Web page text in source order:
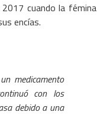
cuando la fémina
encías.
medicamento
con los
debido a una